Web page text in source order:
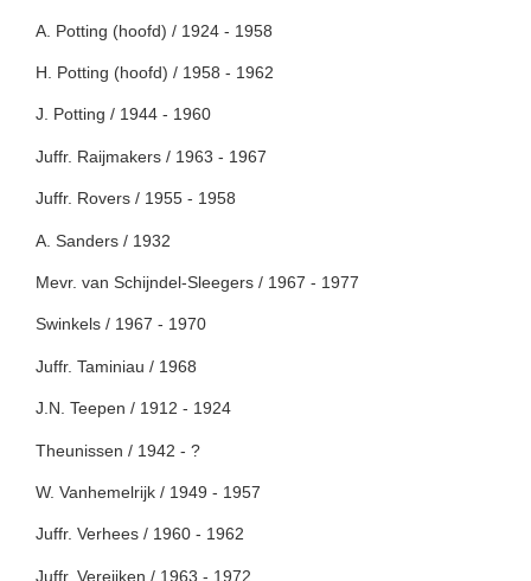
A. Potting (hoofd) / 1924 - 1958
H. Potting (hoofd) / 1958 - 1962
J. Potting / 1944 - 1960
Juffr. Raijmakers / 1963 - 1967
Juffr. Rovers / 1955 - 1958
A. Sanders / 1932
Mevr. van Schijndel-Sleegers / 1967 - 1977
Swinkels / 1967 - 1970
Juffr. Taminiau / 1968
J.N. Teepen / 1912 - 1924
Theunissen / 1942 - ?
W. Vanhemelrijk / 1949 - 1957
Juffr. Verhees / 1960 - 1962
Juffr. Vereijken / 1963 - 1972